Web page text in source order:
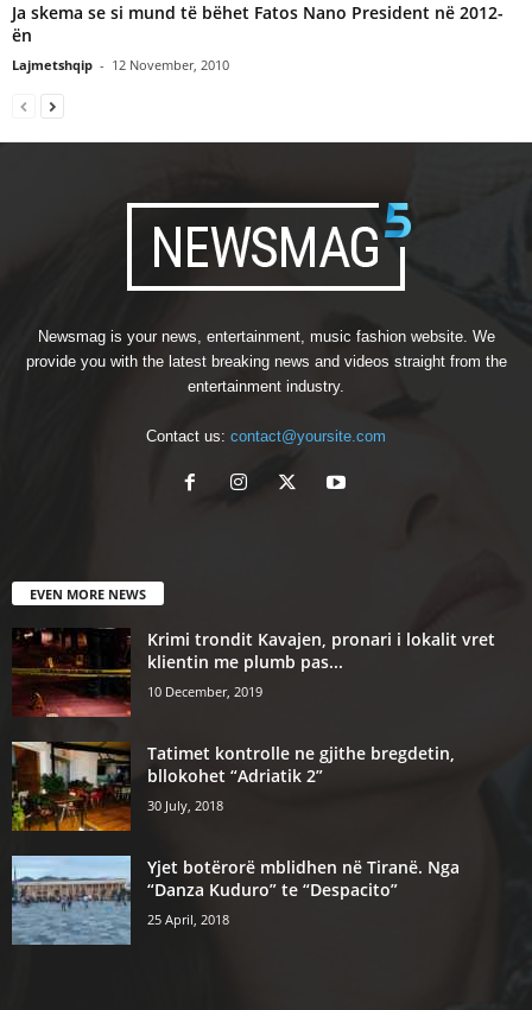
Ja skema se si mund të bëhet Fatos Nano President në 2012-
ën
Lajmetshqip - 12 November, 2010
Newsmag is your news, entertainment, music fashion website. We
provide you with the latest breaking news and videos straight from the
entertainment industry.
Contact us: contact@yoursite.com
EVEN MORE NEWS
Krimi trondit Kavajen, pronari i lokalit vret
klientin me plumb pas...
10 December, 2019
Tatimet kontrolle ne gjithe bregdetin,
bllokohet “Adriatik 2”
30 July, 2018
Yjet botërorë mblidhen në Tiranë. Nga
“Danza Kuduro” te “Despacito”
25 April, 2018